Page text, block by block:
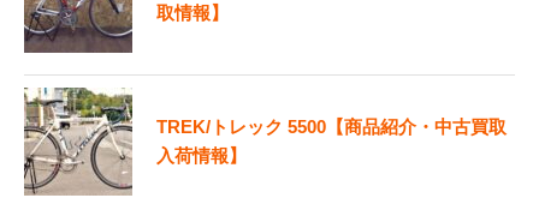
取情報】
TREK/トレック 5500【商品紹介・中古買取
入荷情報】